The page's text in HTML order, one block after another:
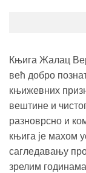
Књига Жалац
већ добро
књижевних
вештине и
разноврсно и
књига је махом
сагледавању
зрелим годинама